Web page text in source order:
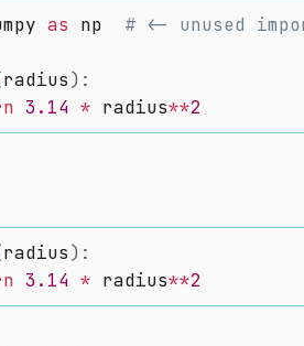
as np # <- unused
radius) :
3.14 * radius**2
radius) :
3.14 * radius**2